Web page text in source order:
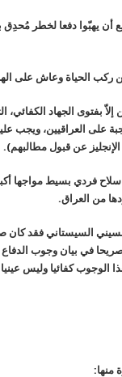
أن يهبّوا دفعا لخطر
عن ركب الحياة وعاش
من الغزو البريطاني عام 1920 لم يكن إلاّ
على العراقيين، ويجب
الإنجليز عن قبول مطالبهم).
فردي بسيط مواجها
من العراق.
السيستاني فقد
صريحا في بيان وجوب
الوجوب كفائيا وليس
منها: